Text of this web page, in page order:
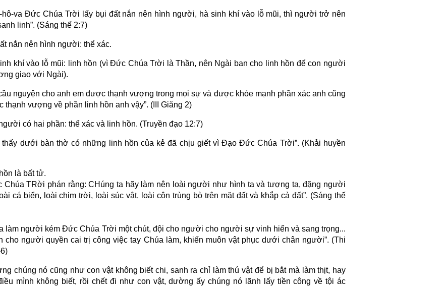
hô-va Đức Chúa Trời lấy bụi đất nắn nên hình người, hà sinh khí vào lỗ mũi, thì người trở nên
linh”. (Sáng thế 2:7)
nắn nên hình người: thể xác.
khí vào lỗ mũi: linh hồn (vì Đức Chúa Trời là Thần, nên Ngài ban cho linh hồn để con người
giao với Ngài).
nguyện cho anh em được thạnh vượng trong mọi sự và được khỏe mạnh phần xác anh cũng
thạnh vượng về phần linh hồn anh vậy”. (III Giăng 2)
có hai phần: thể xác và linh hồn. (Truyền đạo 12:7)
thấy dưới bàn thờ có những linh hồn của kẻ đã chịu giết vì Đạo Đức Chúa Trời”. (Khải huyền
là bất tử.
Chúa TRời phán rằng: CHúng ta hãy làm nên loài người như hình ta và tượng ta, đặng người
cá biển, loài chim trời, loài súc vật, loài côn trùng bò trên mặt đất và khắp cả đất”. (Sáng thế
làm người kém Đức Chúa Trời một chút, đội cho người cho người sự vinh hiển và sang trọng...
cho người quyền cai trị công việc tay Chúa làm, khiến muôn vật phục dưới chân người”. (Thi
chúng nó cũng như con vật không biết chi, sanh ra chỉ làm thú vật để bị bắt mà làm thịt, hay
mình không biết, rồi chết đi như con vật, dường ấy chúng nó lãnh lấy tiền công về tội ác